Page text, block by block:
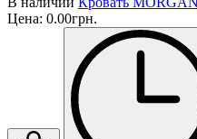
Цена: 0.00грн.